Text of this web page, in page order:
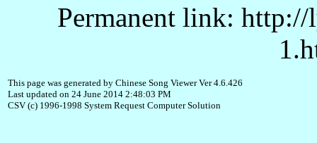
Permanent link:
This page was generated by Chinese Song Viewer Ver 4.6.426
Last updated on 24 June 2014 2:48:03 PM
CSV (c) 1996-1998 System Request Computer Solution